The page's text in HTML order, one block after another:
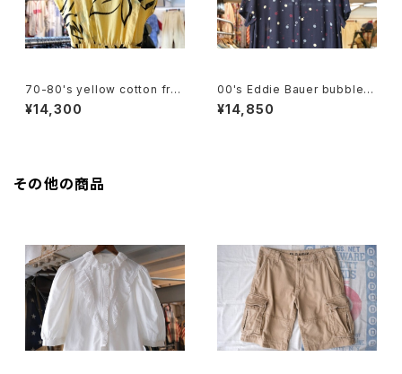
70-80's yellow cotton fre
nch sleeve blouse Dress
¥14,300
00's Eddie Bauer bubble d
ot rayon shirt maxi Dress
¥14,850
その他の商品